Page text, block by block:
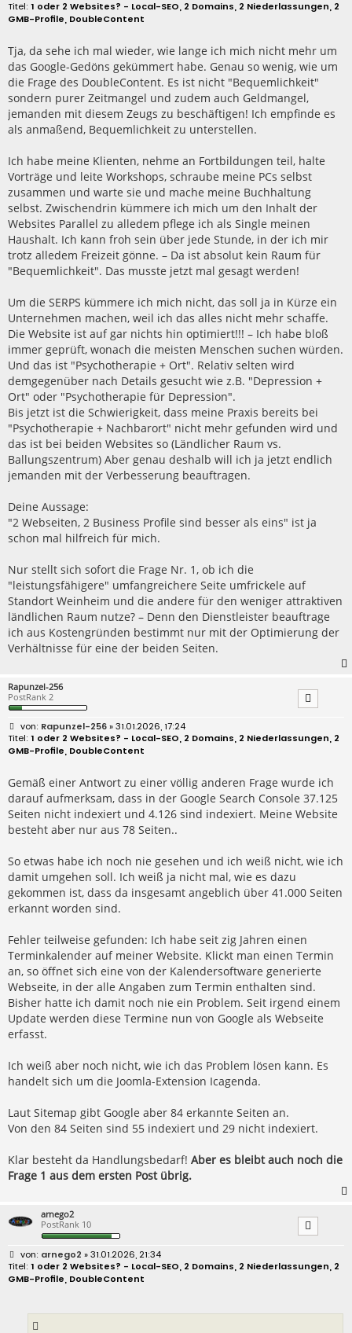
e
i
t
g
1 oder 2 Websites? - Local-SEO, 2 Domains, 2 Niederlassungen, 2
GMB-Profile, DoubleContent
Tja, da sehe ich mal wieder, wie lange ich mich nicht mehr um
das Google-Gedöns gekümmert habe. Genau so wenig, wie um
die Frage des DoubleContent. Es ist nicht "Bequemlichkeit"
sondern purer Zeitmangel und zudem auch Geldmangel,
jemanden mit diesem Zeugs zu beschäftigen! Ich empfinde es
als anmaßend, Bequemlichkeit zu unterstellen.
Ich habe meine Klienten, nehme an Fortbildungen teil, halte
Vorträge und leite Workshops, schraube meine PCs selbst
zusammen und warte sie und mache meine Buchhaltung
selbst. Zwischendrin kümmere ich mich um den Inhalt der
Websites Parallel zu alledem pflege ich als Single meinen
Haushalt. Ich kann froh sein über jede Stunde, in der ich mir
trotz alledem Freizeit gönne. – Da ist absolut kein Raum für
"Bequemlichkeit". Das musste jetzt mal gesagt werden!
Um die SERPS kümmere ich mich nicht, das soll ja in Kürze ein
Unternehmen machen, weil ich das alles nicht mehr schaffe.
Die Website ist auf gar nichts hin optimiert!!! – Ich habe bloß
immer geprüft, wonach die meisten Menschen suchen würden.
Und das ist "Psychotherapie + Ort". Relativ selten wird
demgegenüber nach Details gesucht wie z.B. "Depression +
Ort" oder "Psychotherapie für Depression".
Bis jetzt ist die Schwierigkeit, dass meine Praxis bereits bei
"Psychotherapie + Nachbarort" nicht mehr gefunden wird und
das ist bei beiden Websites so (Ländlicher Raum vs.
Ballungszentrum) Aber genau deshalb will ich ja jetzt endlich
jemanden mit der Verbesserung beauftragen.
Deine Aussage:
"2 Webseiten, 2 Business Profile sind besser als eins" ist ja
schon mal hilfreich für mich.
Nur stellt sich sofort die Frage Nr. 1, ob ich die
"leistungsfähigere" umfangreichere Seite umfrickele auf
Standort Weinheim und die andere für den weniger attraktiven
ländlichen Raum nutze? – Denn den Dienstleister beauftrage
ich aus Kostengründen bestimmt nur mit der Optimierung der
Verhältnisse für eine der beiden Seiten.
Rapunzel-256
PostRank 2
B
e
i
t
g
Rapunzel-256» 31.01.2026, 17:24
1 oder 2 Websites? - Local-SEO, 2 Domains, 2 Niederlassungen, 2
GMB-Profile, DoubleContent
Gemäß einer Antwort zu einer völlig anderen Frage wurde ich
darauf aufmerksam, dass in der Google Search Console 37.125
Seiten nicht indexiert und 4.126 sind indexiert. Meine Website
besteht aber nur aus 78 Seiten..
So etwas habe ich noch nie gesehen und ich weiß nicht, wie ich
damit umgehen soll. Ich weiß ja nicht mal, wie es dazu
gekommen ist, dass da insgesamt angeblich über 41.000 Seiten
erkannt worden sind.
Fehler teilweise gefunden: Ich habe seit zig Jahren einen
Terminkalender auf meiner Website. Klickt man einen Termin
an, so öffnet sich eine von der Kalendersoftware generierte
Webseite, in der alle Angaben zum Termin enthalten sind.
Bisher hatte ich damit noch nie ein Problem. Seit irgend einem
Update werden diese Termine nun von Google als Webseite
erfasst.
Ich weiß aber noch nicht, wie ich das Problem lösen kann. Es
handelt sich um die Joomla-Extension Icagenda.
Laut Sitemap gibt Google aber 84 erkannte Seiten an.
Von den 84 Seiten sind 55 indexiert und 29 nicht indexiert.
Klar besteht da Handlungsbedarf! Aber es bleibt auch noch die
Frage 1 aus dem ersten Post übrig.
arnego2
PostRank 10
B
e
i
t
arnego2 » 31.01.2026, 21:34
1 oder 2 Websites? - Local-SEO, 2 Domains, 2 Niederlassungen, 2
GMB-Profile, DoubleContent